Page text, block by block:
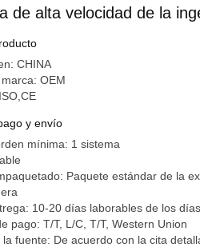
de alta velocidad de la
CHINA
OEM
y envío
mínima: 1 sistema
Paquete estándar de la
10-20 días laborables de los días
pago: T/T, L/C, T/T, Western Union
fuente: De acuerdo con la cita